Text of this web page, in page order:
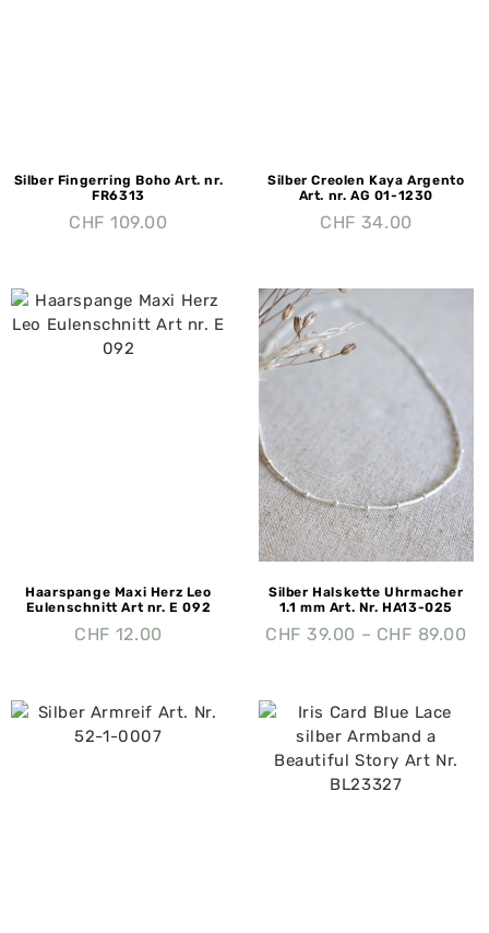
Silber Fingerring Boho Art. nr.
FR6313
CHF 109.00
Silber Creolen Kaya Argento
Art. nr. AG 01-1230
CHF 34.00
Haarspange Maxi Herz Leo
Eulenschnitt Art nr. E 092
CHF 12.00
Silber Halskette Uhrmacher
1.1 mm Art. Nr. HA13-025
CHF 39.00 – CHF 89.00